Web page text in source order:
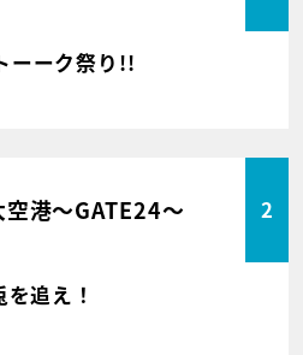
ーーク祭り!!
空港～GATE24～ 2
追え！